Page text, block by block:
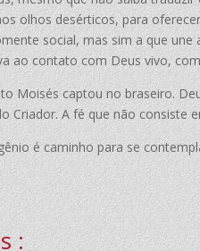
olhos desérticos, para
social, mas sim a que
ao contato com Deus vivo,
Moisés captou no braseiro.
Criador. A fé que não consiste
é caminho para se
: